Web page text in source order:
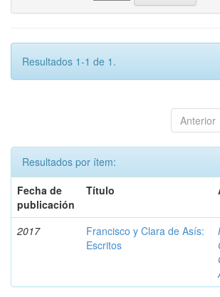
Resultados 1-1 de 1.
Anterior
Resultados por ítem:
Fecha de
publicación
Título
2017
Francisco y Clara de Asís:
Escritos